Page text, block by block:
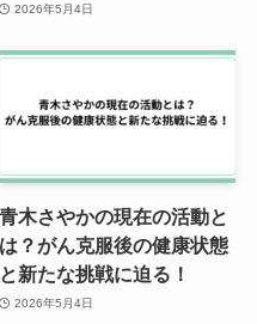
2026年5月4日
青木さやかの現在の活動と
は？がん克服後の健康状態
と新たな挑戦に迫る！
2026年5月4日